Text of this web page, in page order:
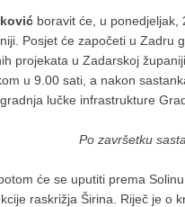
boravit će, u ponedjeljak,
Posjet će započeti u Zadru
projekata u Zadarskoj
u 9.00 sati, a nakon
lučke infrastrukture
Po završetku
će se uputiti prema
raskrižja Širina. Riječ je o